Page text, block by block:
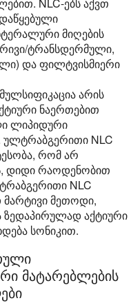
მიღების
ტრანსდერმული,
და ფილტვისმიერი
არის
ნაერთებით
ლიპიდური
ულტრაბგერითი NLC
რომ არ
დიდი რაოდენობით
NLC
მეთოდი,
ზედაპირულად აქტიური
სონიკით.
მატარებლების